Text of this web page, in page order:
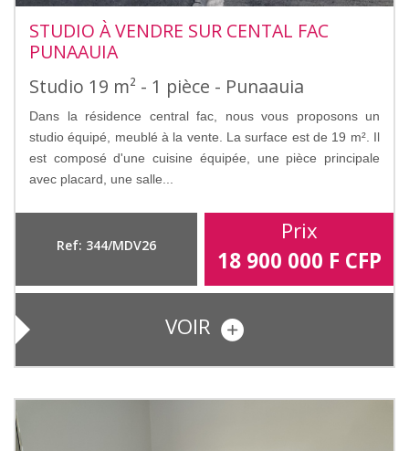
STUDIO À VENDRE SUR CENTAL FAC
PUNAAUIA
Studio 19 m² - 1 pièce - Punaauia
Dans la résidence central fac, nous vous proposons un
studio équipé, meublé à la vente. La surface est de 19 m². Il
est composé d'une cuisine équipée, une pièce principale
avec placard, une salle...
Ref: 344/MDV26
Prix
18 900 000 F CFP
VOIR